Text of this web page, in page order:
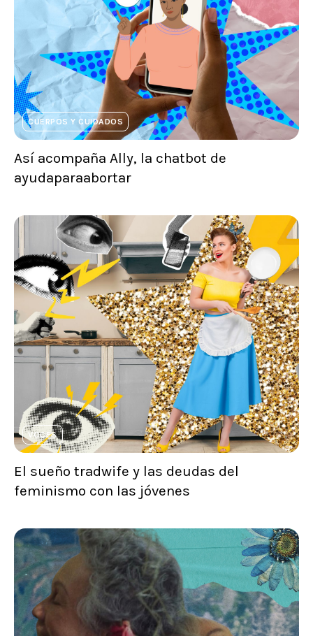
CUERPOS Y CUIDADOS
Así acompaña Ally, la chatbot de
ayudaparaabortar
VOCES
El sueño tradwife y las deudas del
feminismo con las jóvenes